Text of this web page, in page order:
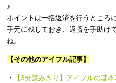
♪
ポイントは一括返済を行うところ
手元に残しておき、返済を手助け
ね。
【その他のアイフル記事】
・ 【3分読みきり】アイフルの基本